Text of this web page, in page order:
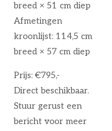
breed × 51 cm diep
Afmetingen
kroonlijst: 114,5 cm
breed × 57 cm diep
Prijs: €795,-
Direct beschikbaar.
Stuur gerust een
bericht voor meer